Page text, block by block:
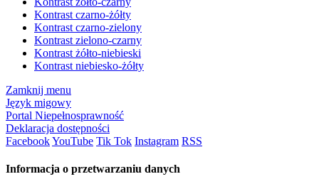
Kontrast czarno-żółty
Kontrast czarno-zielony
Kontrast zielono-czarny
Kontrast żółto-niebieski
Kontrast niebiesko-żółty
Zamknij menu
Język migowy
Portal Niepełnosprawność
Deklaracja dostępności
FacebookYouTube Tik Tok Instagram RSS
Informacja o przetwarzaniu danych